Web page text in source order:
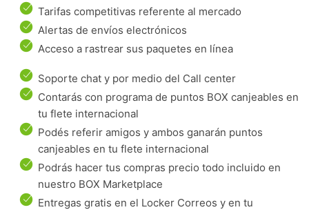
Tarifas competitivas referente al mercado
Alertas de envíos electrónicos
Acceso a rastrear sus paquetes en línea
Soporte chat y por medio del Call center
Contarás con programa de puntos BOX canjeables en
tu flete internacional
Podés referir amigos y ambos ganarán puntos
canjeables en tu flete internacional
Podrás hacer tus compras precio todo incluido en
nuestro BOX Marketplace
Entregas gratis en el Locker Correos y en tu